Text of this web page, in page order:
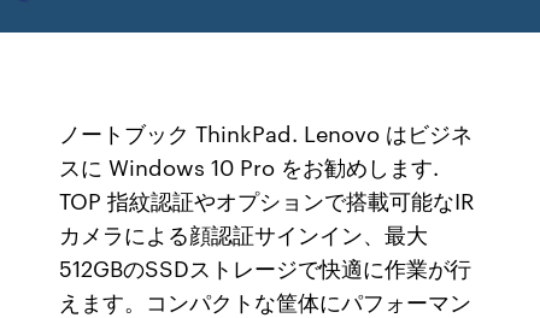
ノートブック ThinkPad. Lenovo はビジネ
スに Windows 10 Pro をお勧めします.
TOP 指紋認証やオプションで搭載可能なIR
カメラによる顔認証サインイン、最大
512GBのSSDストレージで快適に作業が行
えます。コンパクトな筐体にパフォーマン